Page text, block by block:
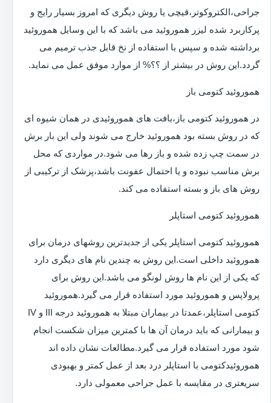
جراحی،الکتروکوتر،قیچی یا روش دیگری که امروز بسیار رایج و
پرکاربرد شده لیزر هموروئید می باشد که با این وسایل هموروئید
برداشته شده و سپس با استفاده از نخ قابل جذب ترمیم می
گردد.این روش در بیشتر از ؟؟% از موارد موفق عمل می نماید.
هموروئید کتومی باز
در هموروئید کتومی باز،بافت های هموروئیدی در همان شیوه ای
که در روش بسته بود هموروئید خارج می شوند ولی این بار برش
در سمت چپ زده شده و باز رها می شود.در مواردی که محل
برش مناسب نبوده و یا احتمال عفونت باشد،پزشک از ترکیبی از
روش های باز و بسته استفاده می کند.
هموروئید کتومی استاپلر
هموروئید کتومی استاپلر یکی از جدیدترین روشهای درمان برای
هموروئید داخلی است.این روش به چندین نام های دیگری دارد
که یکی از این نام ها روش لونگو می باشد.این روش برای
پرولاپس و هموروئید مورد استفاده قرار می گیرد.هموروئید
کتومی استاپلر،عمدتا در بیماران مبتلا به هموروئید درجه III و IV
و بیمارانی که باید درمان آن ها با کمترین میزان شکست انجام
شود مورد استفاده قرار می گیرد.مطالعات نشان داده اند
هموروئیدکتومی با استاپلر درد بعد از عمل کمتر و بهبودی
سریعتری در مقایسه با عمل جراحی معمولی دارد.